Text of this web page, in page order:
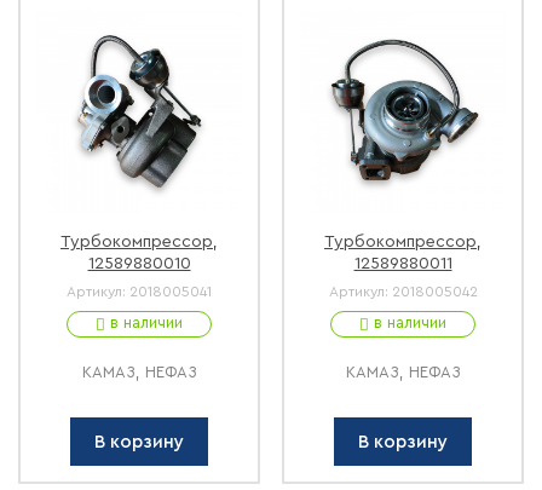
Турбокомпрессор,
12589880010
Артикул: 2018005041
в наличии
КАМАЗ, НЕФАЗ
В корзину
Турбокомпрессор,
12589880011
Артикул: 2018005042
в наличии
КАМАЗ, НЕФАЗ
В корзину